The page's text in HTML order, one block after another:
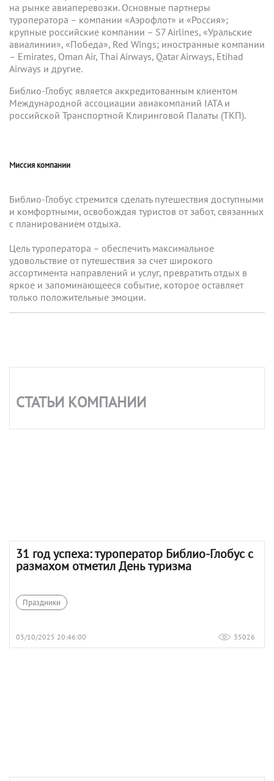
на рынке авиаперевозки. Основные партнеры
туроператора – компании «Аэрофлот» и «Россия»;
крупные российские компании – S7 Airlines, «Уральские
авиалинии», «Победа», Red Wings; иностранные компании
– Emirates, Oman Air, Thai Airways, Qatar Airways, Etihad
Airways и другие.
Библио-Глобус является аккредитованным клиентом
Международной ассоциации авиакомпаний IATA и
российской Транспортной Клиринговой Палаты (ТКП).
Миссия компании
Библио-Глобус стремится сделать путешествия доступными
и комфортными, освобождая туристов от забот, связанных
с планированием отдыха.
Цель туроператора – обеспечить максимальное
удовольствие от путешествия за счет широкого
ассортимента направлений и услуг, превратить отдых в
яркое и запоминающееся событие, которое оставляет
только положительные эмоции.
СТАТЬИ КОМПАНИИ
31 год успеха: туроператор Библио-Глобус с
размахом отметил День туризма
Праздники
03/10/2025 20:46:00 35026